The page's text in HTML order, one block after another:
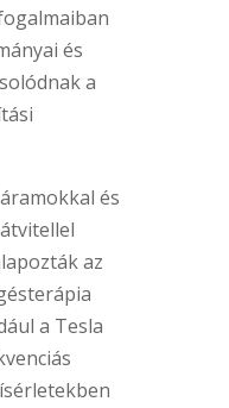
és
a
és
az
a Tesla